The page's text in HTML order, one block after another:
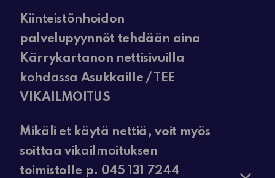
Kiinteistönhoidon
palvelupyynnöt tehdään aina
Kärrykartanon nettisivuilla
kohdassa Asukkaille / TEE
VIKAILMOITUS
Mikäli et käytä nettiä, voit myös
soittaa vikailmoituksen
toimistolle p. 045 131 7244